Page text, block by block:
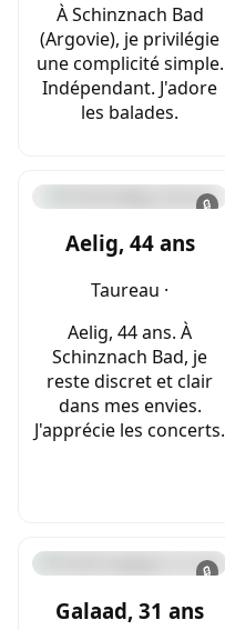
À Schinznach Bad
(Argovie), je privilégie
une complicité simple.
Indépendant. J'adore
les balades.
🔒
Aelig, 44 ans
Taureau ·
Aelig, 44 ans. À
Schinznach Bad, je
reste discret et clair
dans mes envies.
J'apprécie les concerts.
🔒
Galaad, 31 ans